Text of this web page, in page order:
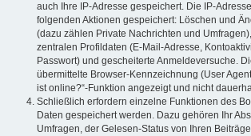
auch Ihre IP-Adresse gespeichert. Die IP-
folgenden Aktionen gespeichert: Löschen und
(dazu zählen Private Nachrichten und
zentralen Profildaten (E-Mail-Adresse,
Passwort) und gescheiterte Anmeldeversuche.
übermittelte Browser-Kennzeichnung (User
ist online?“-Funktion angezeigt und nicht
Schließlich erfordern einzelne Funktionen des
Daten gespeichert werden. Dazu gehören Ihr
Umfragen, der Gelesen-Status von Ihren